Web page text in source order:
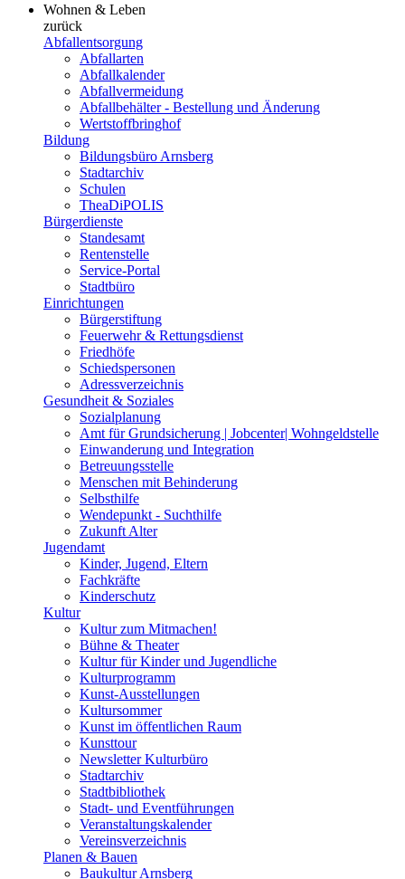
Wohnen & Leben
zurück
Abfallentsorgung
Abfallarten
Abfallkalender
Abfallvermeidung
Abfallbehälter - Bestellung und Änderung
Wertstoffbringhof
Bildung
Bildungsbüro Arnsberg
Stadtarchiv
Schulen
TheaDiPOLIS
Bürgerdienste
Standesamt
Rentenstelle
Service-Portal
Stadtbüro
Einrichtungen
Bürgerstiftung
Feuerwehr & Rettungsdienst
Friedhöfe
Schiedspersonen
Adressverzeichnis
Gesundheit & Soziales
Sozialplanung
Amt für Grundsicherung | Jobcenter| Wohngeldstelle
Einwanderung und Integration
Betreuungsstelle
Menschen mit Behinderung
Selbsthilfe
Wendepunkt - Suchthilfe
Zukunft Alter
Jugendamt
Kinder, Jugend, Eltern
Fachkräfte
Kinderschutz
Kultur
Kultur zum Mitmachen!
Bühne & Theater
Kultur für Kinder und Jugendliche
Kulturprogramm
Kunst-Ausstellungen
Kultursommer
Kunst im öffentlichen Raum
Kunsttour
Newsletter Kulturbüro
Stadtarchiv
Stadtbibliothek
Stadt- und Eventführungen
Veranstaltungskalender
Vereinsverzeichnis
Planen & Bauen
Baukultur Arnsberg